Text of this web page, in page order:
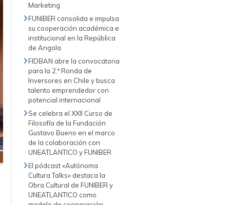
Marketing
FUNIBER consolida e impulsa
su cooperación académica e
institucional en la República
de Angola
FIDBAN abre la convocatoria
para la 2.ª Ronda de
Inversores en Chile y busca
talento emprendedor con
potencial internacional
Se celebra el XXII Curso de
Filosofía de la Fundación
Gustavo Bueno en el marco
de la colaboración con
UNEATLANTICO y FUNIBER
El pódcast «Autónoma
Cultura Talks» destaca la
Obra Cultural de FUNIBER y
UNEATLANTICO como